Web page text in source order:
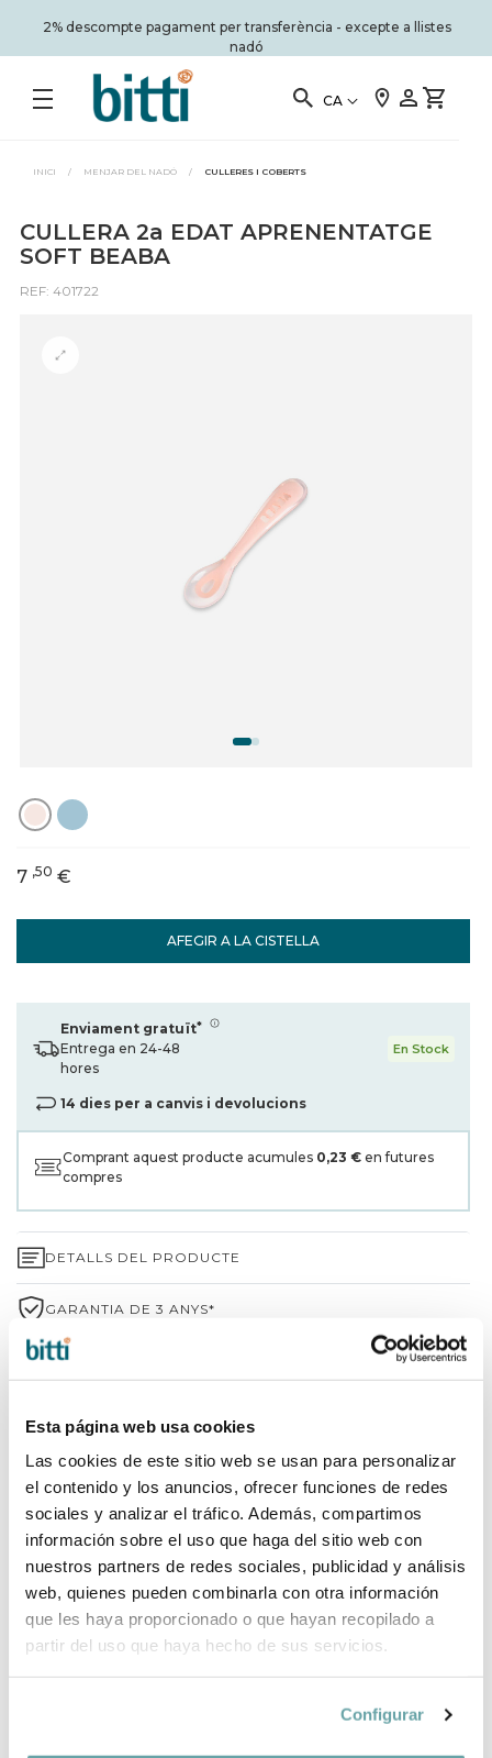
Esta página web usa cookies
Las cookies de este sitio web se usan para personalizar
el contenido y los anuncios, ofrecer funciones de redes
sociales y analizar el tráfico. Además, compartimos
información sobre el uso que haga del sitio web con
nuestros partners de redes sociales, publicidad y análisis
web, quienes pueden combinarla con otra información
que les haya proporcionado o que hayan recopilado a
partir del uso que haya hecho de sus servicios.
Configurar
2% descompte pagament per transferència - excepte a llistes
nadó
CA
INICI / MENJAR DEL NADÓ / CULLERES I COBERTS
CULLERA 2a EDAT APRENENTATGE
SOFT BEABA
REF: 401722
AFEGIR A LA CISTELLA
7 ,50 €
Enviament gratuït*
Entrega en 24-48
hores
En Stock
14 dies per a canvis i devolucions
Comprant aquest producte acumules 0,23 € en futures
compres
DETALLS DEL PRODUCTE
GARANTIA DE 3 ANYS*
ENVIAMENTS I DEVOLUCIONS
INFORMACIÓ DE LA MARCA